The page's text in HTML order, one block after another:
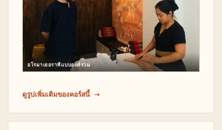
อโรมาเธอราพีแบบองค์รวม
ดูรูปเพิ่มเติมของคอร์สนี้